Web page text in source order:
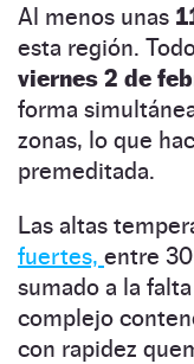
Al menos unas
esta región.
viernes 2 de
forma
zonas, lo que
premeditada.
Las altas
fuertes, entre
sumado a la
complejo
con rapidez